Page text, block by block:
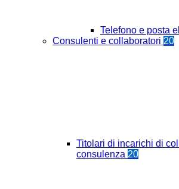
Telefono e posta
Consulenti e collaboratori 20
Titolari di incarichi di
consulenza 20